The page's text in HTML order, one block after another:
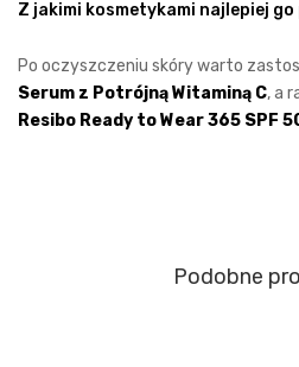
Z jakimi kosmetykami najlepiej go
Po oczyszczeniu skóry warto
Serum z Potrójną Witaminą C, a
Resibo Ready to Wear 365 SPF
Podobne